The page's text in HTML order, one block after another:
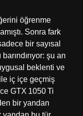
öğrenme
Sonra fark
bir sayısal
şu an
beklenti ve
ile iç içe geçmiş
GTX 1050 Ti
bir yandan